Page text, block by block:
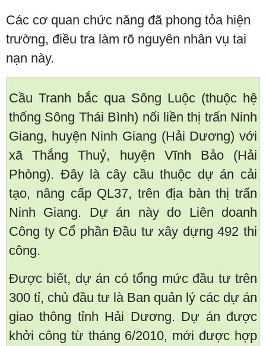
Các cơ quan chức năng đã phong tỏa hiện
trường, điều tra làm rõ nguyên nhân vụ tai
nạn này.
Cầu Tranh bắc qua Sông Luộc (thuộc hệ
thống Sông Thái Bình) nối liền thị trấn Ninh
Giang, huyện Ninh Giang (Hải Dương) với
xã Thắng Thuỷ, huyện Vĩnh Bảo (Hải
Phòng). Đây là cây cầu thuộc dự án cải
tạo, nâng cấp QL37, trên địa bàn thị trấn
Ninh Giang. Dự án này do Liên doanh
Công ty Cổ phần Đầu tư xây dựng 492 thi
công.
Được biết, dự án có tổng mức đầu tư trên
300 tỉ, chủ đầu tư là Ban quản lý các dự án
giao thông tỉnh Hải Dương. Dự án được
khởi công từ tháng 6/2010, mới được hợp